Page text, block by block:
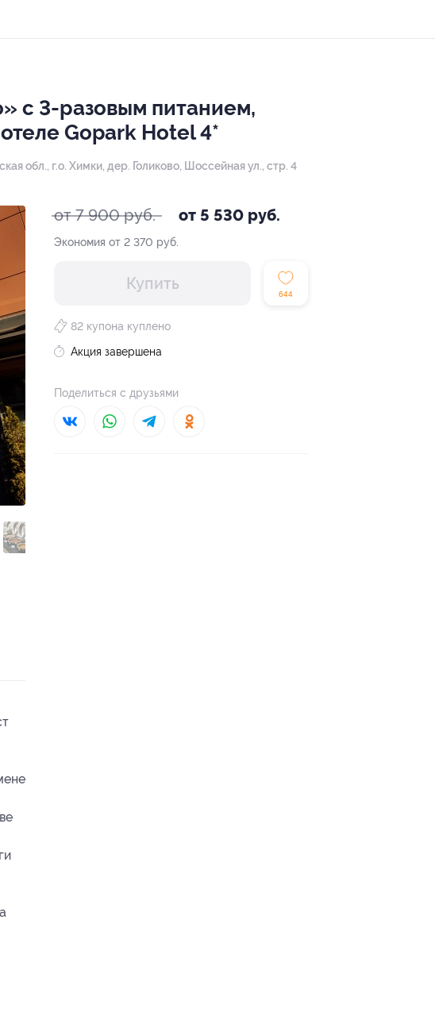
с 3-разовым питанием,
Gopark Hotel 4*
обл., г.о. Химки, дер. Голиково, ​Шоссейная ул., стр. 4
от 7 900 руб. от 5 530 руб.
Экономия от 2 370 руб.
Купить
644
82 купона куплено
Акция завершена
Поделиться с друзьями